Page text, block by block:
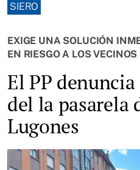
SIERO
EXIGE UNA SOLUCIÓN
EN RIESGO A LOS VECINOS
El PP
del la pasarela
Lugones